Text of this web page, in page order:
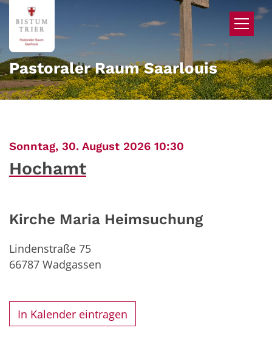
Zum Inhalt springen
Pastoraler Raum Saarlouis
Sonntag, 30. August 2026 10:30
Hochamt
Kirche Maria Heimsuchung
Lindenstraße 75
66787 Wadgassen
In Kalender eintragen